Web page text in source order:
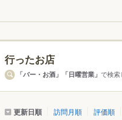
北海道・東北
関東 東京 神奈川
中部 愛知 三重 岐阜
行ったお店
「バー・お酒」「日曜営業」で検索
更新日順 訪問月順 評価順